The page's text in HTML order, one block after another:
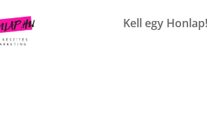
Kell egy Honlap!